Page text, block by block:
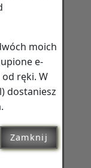
moich
e-
ręki. W
dostaniesz
Zamknij